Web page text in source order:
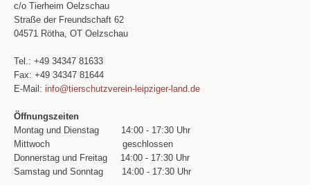
c/o Tierheim Oelzschau
Straße der Freundschaft 62
04571 Rötha, OT Oelzschau
Tel.: +49 34347 81633
Fax: +49 34347 81644
E-Mail:info@tierschutzverein-leipziger-land.de
Öffnungszeiten
Montag und Dienstag
14:00 - 17:30 Uhr
Mittwoch
geschlossen
Donnerstag und Freitag
14:00 - 17:30 Uhr
Samstag und Sonntag
14:00 - 17:30 Uhr